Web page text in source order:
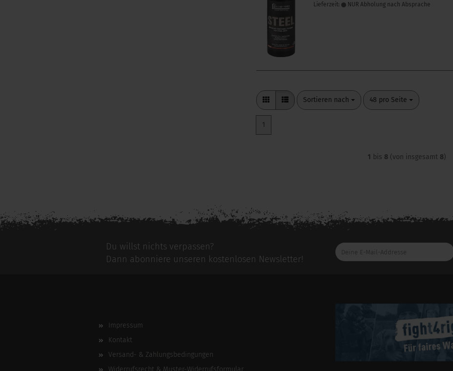
Lieferzeit: NUR Abholung nach Absprache
Sortieren nach
Sortieren nach 48 pro Seite
pro Seite
1
1 bis 8 (von insgesamt 8)
Du willst nichts verpassen?
Dann abonniere unseren kostenlosen Newsletter!
Deine
E-
Impressum
Kontakt
Versand- & Zahlungsbedingungen
Widerrufsrecht & Muster-Widerrufsformular